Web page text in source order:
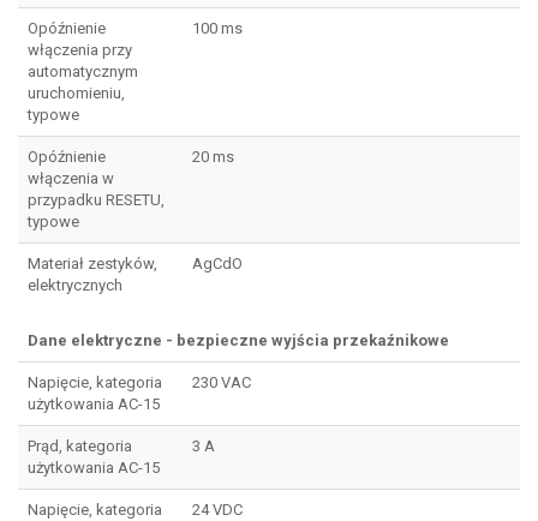
Opóźnienie
włączenia przy
automatycznym
uruchomieniu,
typowe
100 ms
Opóźnienie
włączenia w
przypadku RESETU,
typowe
20 ms
Materiał zestyków,
elektrycznych
AgCdO
Dane elektryczne - bezpieczne wyjścia przekaźnikowe
Napięcie, kategoria
użytkowania AC-15
230 VAC
Prąd, kategoria
użytkowania AC-15
3 A
Napięcie, kategoria
24 VDC